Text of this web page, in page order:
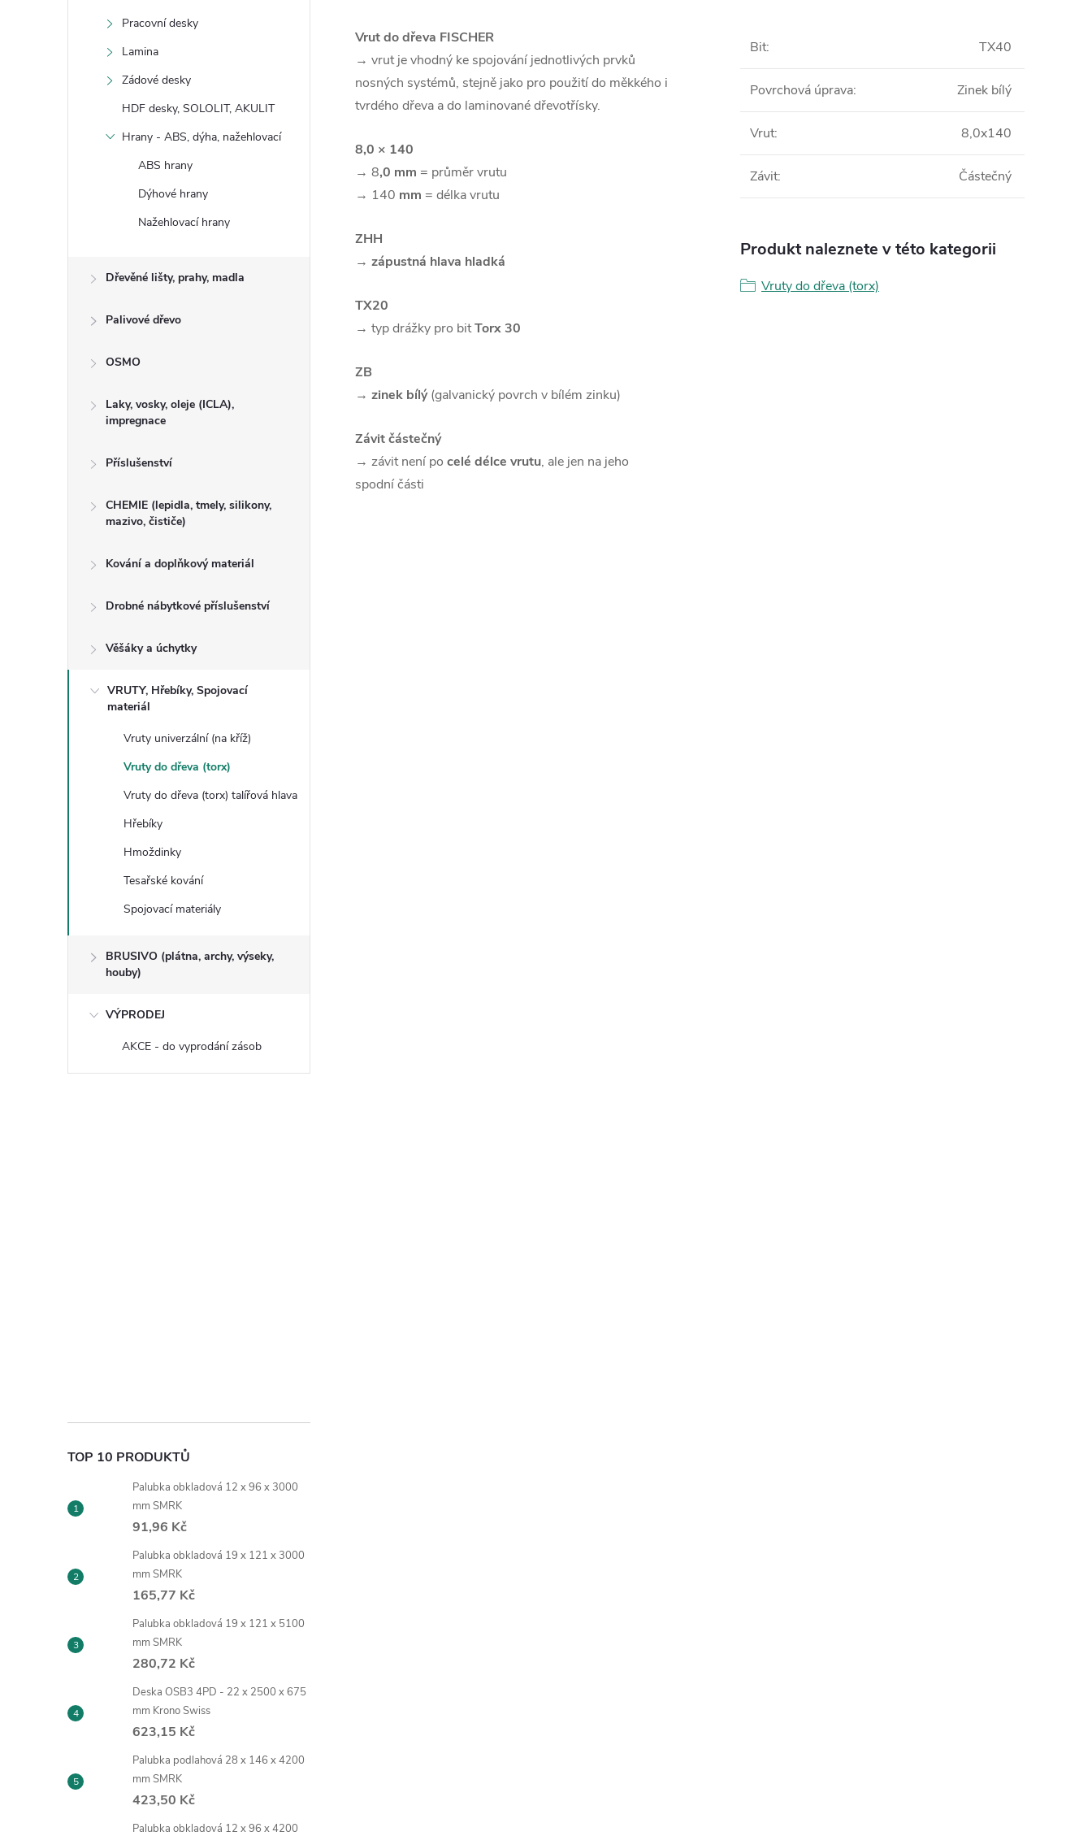
Pracovní desky
Lamina
Zádové desky
HDF desky, SOLOLIT, AKULIT
Hrany - ABS, dýha, nažehlovací
ABS hrany
Dýhové hrany
Nažehlovací hrany
Dřevěné lišty, prahy, madla
Palivové dřevo
OSMO
Laky, vosky, oleje (ICLA),
impregnace
Příslušenství
CHEMIE (lepidla, tmely, silikony,
mazivo, čističe)
Kování a doplňkový materiál
Drobné nábytkové příslušenství
Věšáky a úchytky
VRUTY, Hřebíky, Spojovací
materiál
Vruty univerzální (na kříž)
Vruty do dřeva (torx)
Vruty do dřeva (torx) talířová hlava
Hřebíky
Hmoždinky
Tesařské kování
Spojovací materiály
BRUSIVO (plátna, archy, výseky,
houby)
VÝPRODEJ
AKCE - do vyprodání zásob
TOP 10 PRODUKTŮ
Palubka obkladová 12 x 96 x 3000
mm SMRK
91,96 Kč
Palubka obkladová 19 x 121 x 3000
mm SMRK
165,77 Kč
Palubka obkladová 19 x 121 x 5100
mm SMRK
280,72 Kč
Deska OSB3 4PD - 22 x 2500 x 675
mm Krono Swiss
623,15 Kč
Palubka podlahová 28 x 146 x 4200
mm SMRK
423,50 Kč
Palubka obkladová 12 x 96 x 4200
Vrut do dřeva FISCHER
→ vrutje vhodný ke spojování jednotlivých prvků
nosných systémů, stejně jako pro použití do měkkého i
tvrdého dřeva a do laminované dřevotřísky.
8,0 × 140
→ 8,0 mm = průměr vrutu
→ 140 mm = délka vrutu
ZHH
→ zápustná hlava hladká
TX20
→ typ drážky pro bitTorx 30
ZB
→ zinek bílý (galvanický povrch v bílém zinku)
Závit částečný
→ závit není po celé délce vrutu, ale jen na jeho
spodní části
Bit: TX40
Povrchová úprava: Zinek bílý
Vrut: 8,0x140
Závit: Částečný
Produkt naleznete v této kategorii
Vruty do dřeva (torx)